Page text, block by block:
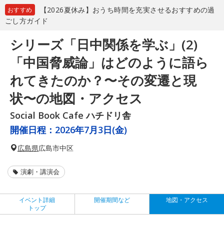
おすすめ
【2026夏休み】おうち時間を充実させるおすすめの過
ごし方ガイド
シリーズ「日中関係を学ぶ」(2)
「中国脅威論」はどのように語ら
れてきたのか？〜その変遷と現
状〜の地図・アクセス
Social Book Cafe ハチドリ舎
開催日程： 2026年7月3日(金)
広島県広島市中区
演劇・講演会
イベント詳細
トップ
開催期間など 地図・アクセス